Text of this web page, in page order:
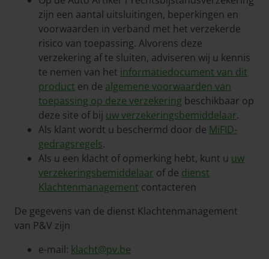
zijn een aantal uitsluitingen, beperkingen en
voorwaarden in verband met het verzekerde
risico van toepassing. Alvorens deze
verzekering af te sluiten, adviseren wij u kennis
te nemen van het informatiedocument van dit
product en de algemene voorwaarden van
toepassing op deze verzekering beschikbaar op
deze site of bij uw verzekeringsbemiddelaar.
Als klant wordt u beschermd door de MiFID-
gedragsregels.
Als u een klacht of opmerking hebt, kunt u uw
verzekeringsbemiddelaar of de dienst
Klachtenmanagement contacteren
De gegevens van de dienst Klachtenmanagement
van P&V zijn
e-mail: klacht@pv.be